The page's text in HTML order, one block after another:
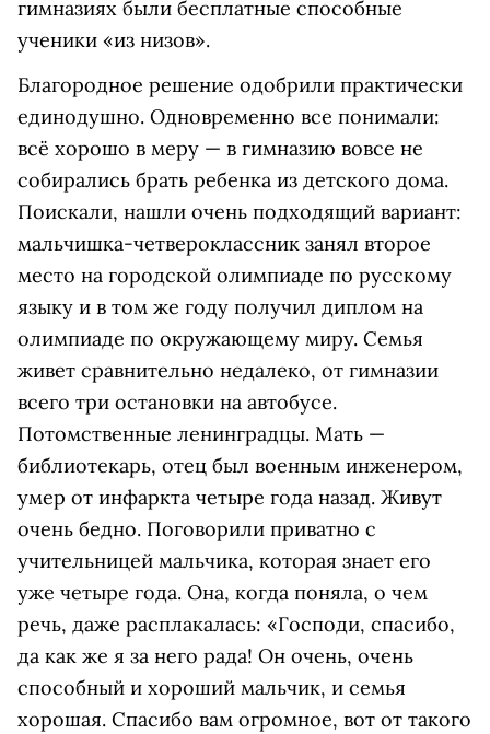
гимназиях были бесплатные способные
ученики «из низов».
Благородное решение одобрили практически
единодушно. Одновременно все понимали:
всё хорошо в меру — в гимназию вовсе не
собирались брать ребенка из детского дома.
Поискали, нашли очень подходящий вариант:
мальчишка-четвероклассник занял второе
место на городской олимпиаде по русскому
языку и в том же году получил диплом на
олимпиаде по окружающему миру. Семья
живет сравнительно недалеко, от гимназии
всего три остановки на автобусе.
Потомственные ленинградцы. Мать —
библиотекарь, отец был военным инженером,
умер от инфаркта четыре года назад. Живут
очень бедно. Поговорили приватно с
учительницей мальчика, которая знает его
уже четыре года. Она, когда поняла, о чем
речь, даже расплакалась: «Господи, спасибо,
да как же я за него рада! Он очень, очень
способный и хороший мальчик, и семья
хорошая. Спасибо вам огромное, вот от такого